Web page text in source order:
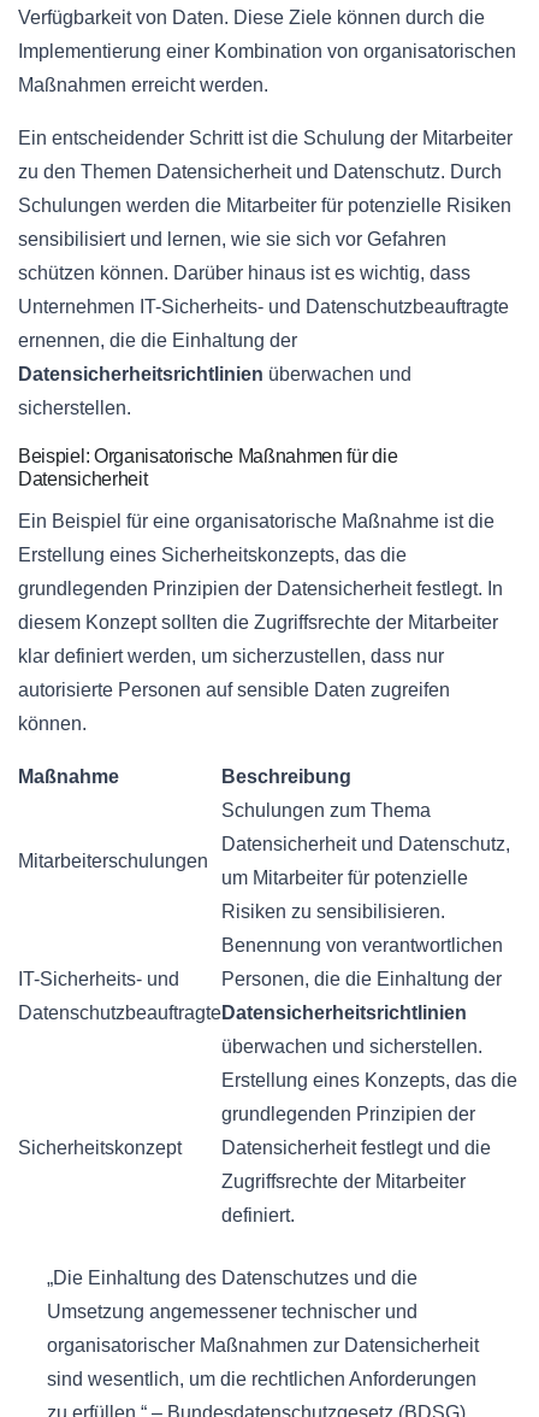
Verfügbarkeit von Daten. Diese Ziele können durch die
Implementierung einer Kombination von organisatorischen
Maßnahmen erreicht werden.
Ein entscheidender Schritt ist die Schulung der Mitarbeiter
zu den Themen Datensicherheit und Datenschutz. Durch
Schulungen werden die Mitarbeiter für potenzielle Risiken
sensibilisiert und lernen, wie sie sich vor Gefahren
schützen können. Darüber hinaus ist es wichtig, dass
Unternehmen IT-Sicherheits- und Datenschutzbeauftragte
ernennen, die die Einhaltung der
Datensicherheitsrichtlinien überwachen und
sicherstellen.
Beispiel: Organisatorische Maßnahmen für die
Datensicherheit
Ein Beispiel für eine organisatorische Maßnahme ist die
Erstellung eines Sicherheitskonzepts, das die
grundlegenden Prinzipien der Datensicherheit festlegt. In
diesem Konzept sollten die Zugriffsrechte der Mitarbeiter
klar definiert werden, um sicherzustellen, dass nur
autorisierte Personen auf sensible Daten zugreifen
können.
Maßnahme Beschreibung
Mitarbeiterschulungen
Schulungen zum Thema
Datensicherheit und Datenschutz,
um Mitarbeiter für potenzielle
Risiken zu sensibilisieren.
IT-Sicherheits- und
Datenschutzbeauftragte
Benennung von verantwortlichen
Personen, die die Einhaltung der
Datensicherheitsrichtlinien
überwachen und sicherstellen.
Sicherheitskonzept
Erstellung eines Konzepts, das die
grundlegenden Prinzipien der
Datensicherheit festlegt und die
Zugriffsrechte der Mitarbeiter
definiert.
„Die Einhaltung des Datenschutzes und die
Umsetzung angemessener technischer und
organisatorischer Maßnahmen zur Datensicherheit
sind wesentlich, um die rechtlichen Anforderungen
zu erfüllen.“ – Bundesdatenschutzgesetz (BDSG)